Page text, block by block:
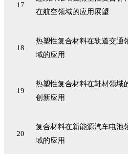
17
在航空领域的应用展望
18
热塑性复合材料在轨道交通
域的应用
19
热塑性复合材料在鞋材领域
创新应用
20
复合材料在新能源汽车电池
域的应用